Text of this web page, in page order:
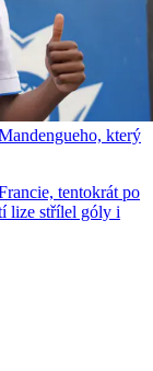
který
tentokrát po
lize střílel góly i